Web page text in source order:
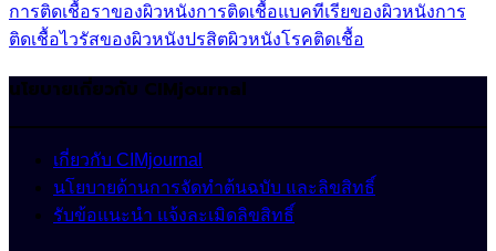
การติดเชื้อราของผิวหนังการติดเชื้อแบคทีเรียของผิวหนังการ
ติดเชื้อไวรัสของผิวหนังปรสิตผิวหนังโรคติดเชื้อ
นโยบายเกี่ยวกับ CIMjournal
เกี่ยวกับ CIMjournal
นโยบายด้านการจัดทำต้นฉบับ และลิขสิทธิ์
รับข้อแนะนำ แจ้งละเมิดลิขสิทธิ์